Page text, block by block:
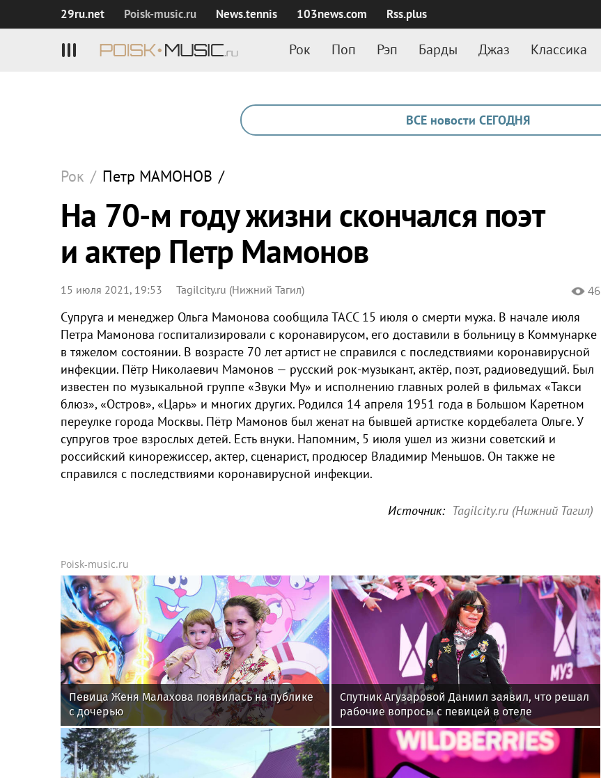
29ru.net Poisk‑music.ru News.tennis 103news.com Rss.plus
Рок Поп Рэп Барды Джаз Классика
ВСЕ новости СЕГОДНЯ
Рок / Петр МАМОНОВ /
На 70-м году жизни скончался поэт
и актер Петр Мамонов
15 июля 2021, 19:53 Tagilcity.ru (Нижний Тагил) 46
Супруга и менеджер Ольга Мамонова сообщила ТАСС 15 июля о смерти мужа. В начале июля
Петра Мамонова госпитализировали с коронавирусом, его доставили в больницу в Коммунарке
в тяжелом состоянии. В возрасте 70 лет артист не справился с последствиями коронавирусной
инфекции. Пётр Николаевич Мамонов — русский рок-музыкант, актёр, поэт, радиоведущий. Был
известен по музыкальной группе «Звуки Му» и исполнению главных ролей в фильмах «Такси
блюз», «Остров», «Царь» и многих других. Родился 14 апреля 1951 года в Большом Каретном
переулке города Москвы. Пётр Мамонов был женат на бывшей артистке кордебалета Ольге. У
супругов трое взрослых детей. Есть внуки. Напомним, 5 июля ушел из жизни советский и
российский кинорежиссер, актер, сценарист, продюсер Владимир Меньшов. Он также не
справился с последствиями коронавирусной инфекции.
Источник: Tagilcity.ru (Нижний Тагил)
Poisk-music.ru
Певица Женя Малахова появилась на публике
с дочерью
Спутник Агузаровой Даниил заявил, что решал
рабочие вопросы с певицей в отеле